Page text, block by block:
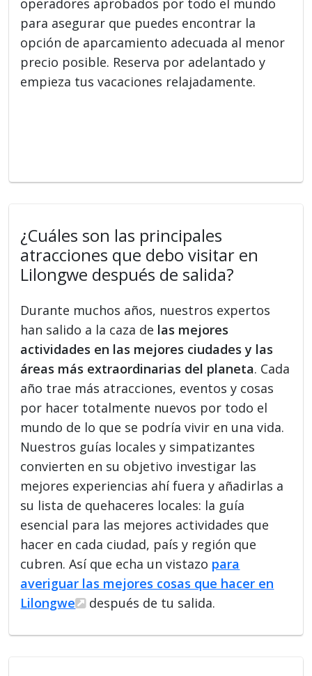
para asegurar que puedes encontrar la
opción de aparcamiento adecuada al menor
precio posible. Reserva por adelantado y
empieza tus vacaciones relajadamente.
¿Cuáles son las principales
atracciones que debo visitar en
Lilongwe después de salida?
Durante muchos años, nuestros expertos
han salido a la caza de las mejores
actividades en las mejores ciudades y las
áreas más extraordinarias del planeta. Cada
año trae más atracciones, eventos y cosas
por hacer totalmente nuevos por todo el
mundo de lo que se podría vivir en una vida.
Nuestros guías locales y simpatizantes
convierten en su objetivo investigar las
mejores experiencias ahí fuera y añadirlas a
su lista de quehaceres locales: la guía
esencial para las mejores actividades que
hacer en cada ciudad, país y región que
cubren. Así que echa un vistazo para
averiguar las mejores cosas que hacer en
Lilongwe
después de tu salida.